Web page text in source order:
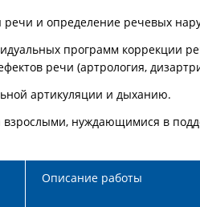
речи и определение речевых
программ коррекции
речи (артрология,
артикуляции и дыханию.
взрослыми, нуждающимися в
Описание работы